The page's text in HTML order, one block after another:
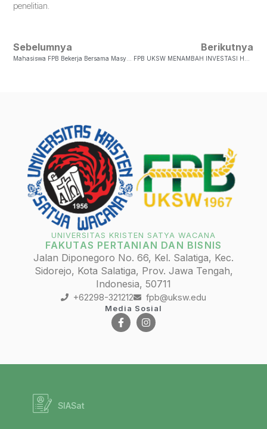
penelitian.
Sebelumnya
Mahasiswa FPB Bekerja Bersama Masyarakat Desa Cukilan Dan Desa Sumberejo Melalui Kegiatan KKN 2022
Berikutnya
FPB UKSW MENAMBAH INVESTASI HAND TRACTOR DAN DIGITAL PORTABLE LIGHT METER BARU UNTUK PRAKTIKUM MAHASISWA
UNIVERSITAS KRISTEN SATYA WACANA
FAKUTAS PERTANIAN DAN BISNIS
Jalan Diponegoro No. 66, Kel. Salatiga, Kec.
Sidorejo, Kota Salatiga, Prov. Jawa Tengah,
Indonesia, 50711
+62298-321212 fpb@uksw.edu
Media Sosial
SIASat